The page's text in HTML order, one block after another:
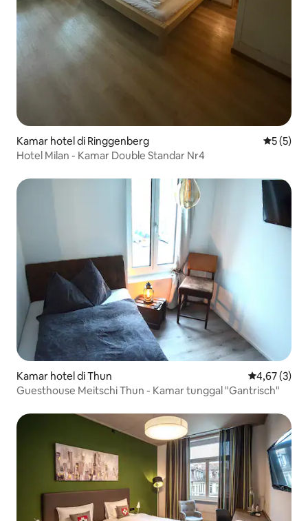
Kamar hotel di Ringgenberg Nilai
5 (5)
Hotel Milan - Kamar Double Standar Nr4
Kamar hotel di Thun Nilai rata-
4,67 (3)
Guesthouse Meitschi Thun - Kamar tunggal "Gantrisch"